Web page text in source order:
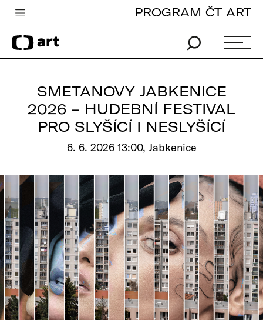
Česká televize
Zpravodajství
iVysílání
TV program
edu
Vše o ČT
PROGRAM ČT ART
SMETANOVY JABKENICE
2026 – HUDEBNÍ FESTIVAL
PRO SLYŠÍCÍ I NESLYŠÍCÍ
6. 6. 2026 13:00, Jabkenice